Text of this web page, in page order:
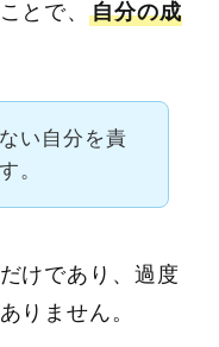
とで、自分の成
い自分を責
。
けであり、過度
りません。